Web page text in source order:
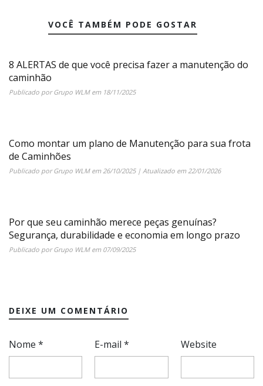
VOCÊ TAMBÉM PODE GOSTAR
8 ALERTAS de que você precisa fazer a manutenção do
caminhão
Publicado porGrupo WLMem 18/11/2025
Como montar um plano de Manutenção para sua frota
de Caminhões
Publicado porGrupo WLMem 26/10/2025| Atualizado em 22/01/2026
Por que seu caminhão merece peças genuínas?
Segurança, durabilidade e economia em longo prazo
Publicado porGrupo WLMem 07/09/2025
DEIXE UM COMENTÁRIO
Nome * E-mail* Website